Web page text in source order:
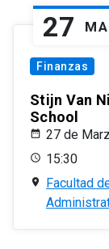
27
Finanzas
Stijn Van
School
27 de
15:30
Facultad